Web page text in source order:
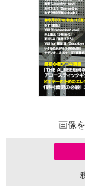
画像